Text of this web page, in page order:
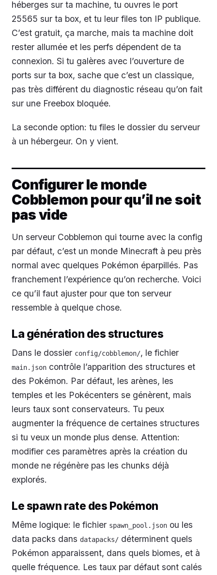
héberges sur ta machine, tu ouvres le port
25565 sur ta box, et tu leur files ton IP publique.
C’est gratuit, ça marche, mais ta machine doit
rester allumée et les perfs dépendent de ta
connexion. Si tu galères avec l’ouverture de
ports sur ta box, sache que c’est un classique,
pas très différent du diagnostic réseau qu’on fait
sur une Freebox bloquée.
La seconde option: tu files le dossier du serveur
à un hébergeur. On y vient.
Configurer le monde
Cobblemon pour qu’il ne soit
pas vide
Un serveur Cobblemon qui tourne avec la config
par défaut, c’est un monde Minecraft à peu près
normal avec quelques Pokémon éparpillés. Pas
franchement l’expérience qu’on recherche. Voici
ce qu’il faut ajuster pour que ton serveur
ressemble à quelque chose.
La génération des structures
Dans le dossier config/cobblemon/, le fichier
main.json contrôle l’apparition des structures et
des Pokémon. Par défaut, les arènes, les
temples et les Pokécenters se génèrent, mais
leurs taux sont conservateurs. Tu peux
augmenter la fréquence de certaines structures
si tu veux un monde plus dense. Attention:
modifier ces paramètres après la création du
monde ne régénère pas les chunks déjà
explorés.
Le spawn rate des Pokémon
Même logique: le fichier spawn_pool.json ou les
data packs dans datapacks/ déterminent quels
Pokémon apparaissent, dans quels biomes, et à
quelle fréquence. Les taux par défaut sont calés